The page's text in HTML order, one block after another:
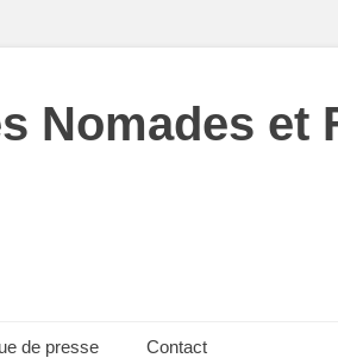
Nomades et
de presse Contact